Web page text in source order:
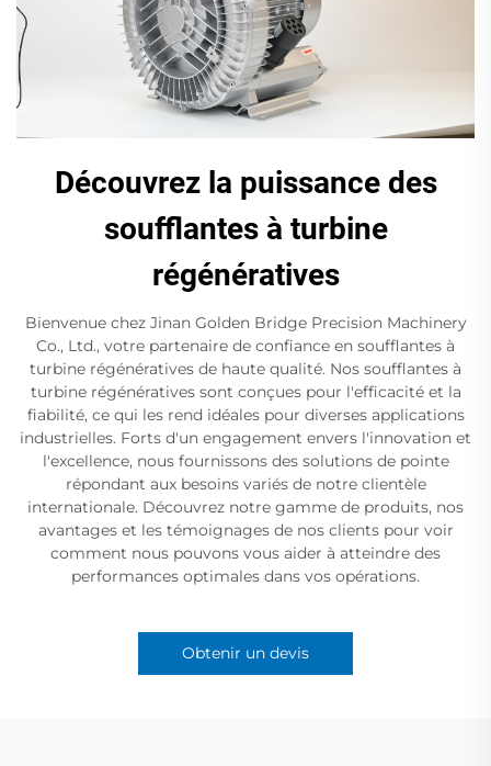
Découvrez la puissance des
soufflantes à turbine
régénératives
Bienvenue chez Jinan Golden Bridge Precision Machinery
Co., Ltd., votre partenaire de confiance en soufflantes à
turbine régénératives de haute qualité. Nos soufflantes à
turbine régénératives sont conçues pour l'efficacité et la
fiabilité, ce qui les rend idéales pour diverses applications
industrielles. Forts d'un engagement envers l'innovation et
l'excellence, nous fournissons des solutions de pointe
répondant aux besoins variés de notre clientèle
internationale. Découvrez notre gamme de produits, nos
avantages et les témoignages de nos clients pour voir
comment nous pouvons vous aider à atteindre des
performances optimales dans vos opérations.
Obtenir un devis